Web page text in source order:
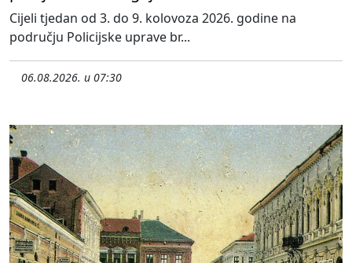
Cijeli tjedan od 3. do 9. kolovoza 2026. godine na
području Policijske uprave br...
06.08.2026. u 07:30